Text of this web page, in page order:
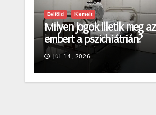
Belföld Kiemelt
Milyen jogok illetik meg az
embert a pszichiátrián?
júl 14, 2026